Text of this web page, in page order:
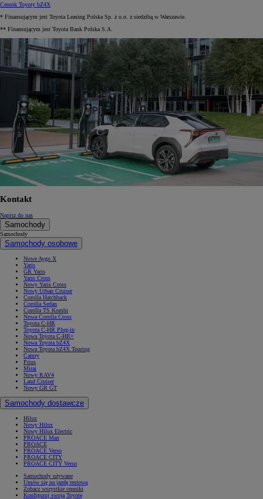
Cennik Toyoty bZ4X
* Finansującym jest Toyota Leasing Polska Sp. z o.o. z siedzibą w Warszawie.
** Finansującym jest Toyota Bank Polska S.A.
Kontakt
Napisz do nas
Samochody
Samochody
Samochody osobowe
Nowe Aygo X
Yaris
GR Yaris
Yaris Cross
Nowy Yaris Cross
Nowy Urban Cruiser
Corolla Hatchback
Corolla Sedan
Corolla TS Kombi
Nowa Corolla Cross
Toyota C-HR
Toyota C-HR Plug-in
Nowa Toyota C-HR+
Nowa Toyota bZ4X
Nowa Toyota bZ4X Touring
Camry
Prius
Mirai
Nowy RAV4
Land Cruiser
Nowy GR GT
Samochody dostawcze
Hilux
Nowy Hilux
Nowy Hilux Electric
PROACE Max
PROACE
PROACE Verso
PROACE CITY
PROACE CITY Verso
Samochody używane
Umów się na jazdę testową
Zobacz wszystkie cenniki
Konfiguruj swoją Toyotę